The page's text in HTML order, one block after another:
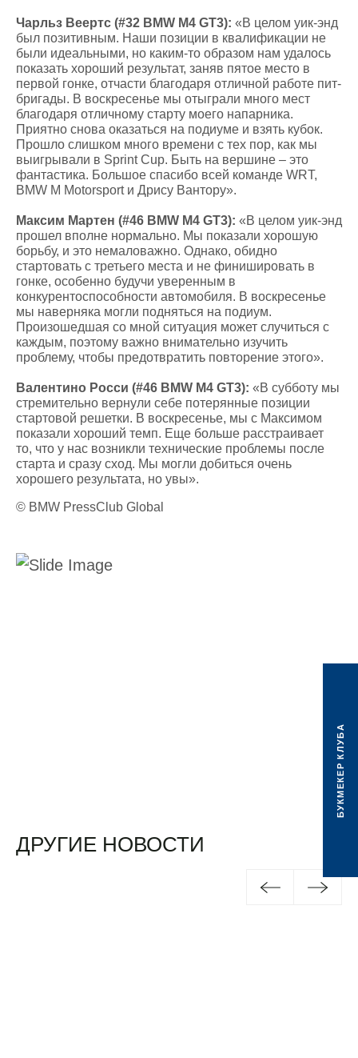
БУКМЕКЕР КЛУБА
Чарльз Веертс (#32 BMW M4 GT3): «В целом уик-энд
был позитивным. Наши позиции в квалификации не
были идеальными, но каким-то образом нам удалось
показать хороший результат, заняв пятое место в
первой гонке, отчасти благодаря отличной работе пит-
бригады. В воскресенье мы отыграли много мест
благодаря отличному старту моего напарника.
Приятно снова оказаться на подиуме и взять кубок.
Прошло слишком много времени с тех пор, как мы
выигрывали в Sprint Cup. Быть на вершине – это
фантастика. Большое спасибо всей команде WRT,
BMW M Motorsport и Дрису Вантору».
Максим Мартен (#46 BMW M4 GT3): «В целом уик-энд
прошел вполне нормально. Мы показали хорошую
борьбу, и это немаловажно. Однако, обидно
стартовать с третьего места и не финишировать в
гонке, особенно будучи уверенным в
конкурентоспособности автомобиля. В воскресенье
мы наверняка могли подняться на подиум.
Произошедшая со мной ситуация может случиться с
каждым, поэтому важно внимательно изучить
проблему, чтобы предотвратить повторение этого».
Валентино Росси (#46 BMW M4 GT3): «В субботу мы
стремительно вернули себе потерянные позиции
стартовой решетки. В воскресенье, мы с Максимом
показали хороший темп. Еще больше расстраивает
то, что у нас возникли технические проблемы после
старта и сразу сход. Мы могли добиться очень
хорошего результата, но увы».
© BMW PressClub Global
ДРУГИЕ НОВОСТИ